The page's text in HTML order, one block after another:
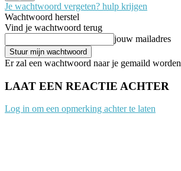
Je wachtwoord vergeten? hulp krijgen
Wachtwoord herstel
Vind je wachtwoord terug
jouw mailadres
Er zal een wachtwoord naar je gemaild worden
LAAT EEN REACTIE ACHTER
Log in om een opmerking achter te laten